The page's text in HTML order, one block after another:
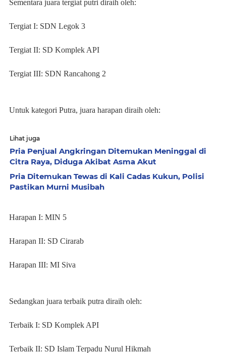
Sementara juara tergiat putri diraih oleh:
Tergiat I: SDN Legok 3
Tergiat II: SD Komplek API
Tergiat III: SDN Rancahong 2
Untuk kategori Putra, juara harapan diraih oleh:
Lihat juga
Pria Penjual Angkringan Ditemukan Meninggal di
Citra Raya, Diduga Akibat Asma Akut
Pria Ditemukan Tewas di Kali Cadas Kukun, Polisi
Pastikan Murni Musibah
Harapan I: MIN 5
Harapan II: SD Cirarab
Harapan III: MI Siva
Sedangkan juara terbaik putra diraih oleh:
Terbaik I: SD Komplek API
Terbaik II: SD Islam Terpadu Nurul Hikmah